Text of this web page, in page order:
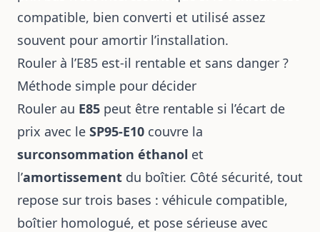
compatible, bien converti et utilisé assez
souvent pour amortir l’installation.
Rouler à l’E85 est-il rentable et sans danger ?
Méthode simple pour décider
Rouler au E85 peut être rentable si l’écart de
prix avec le SP95-E10 couvre la
surconsommation éthanol et
l’amortissement du boîtier. Côté sécurité, tout
repose sur trois bases : véhicule compatible,
boîtier homologué, et pose sérieuse avec